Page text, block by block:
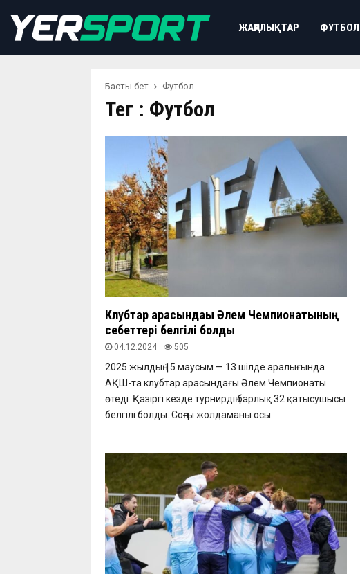
ЖАҢАЛЫҚТАР ФУТБОЛ
Басты бет Футбол
Тег : Футбол
Клубтар арасындағы Әлем Чемпионатының
себеттері белгілі болды
04.12.2024 505
2025 жылдың 15 маусым — 13 шілде аралығында
АҚШ-та клубтар арасындағы Әлем Чемпионаты
өтеді. Қазіргі кезде турнирдің барлық 32 қатысушысы
белгілі болды. Соңғы жолдаманы осы...